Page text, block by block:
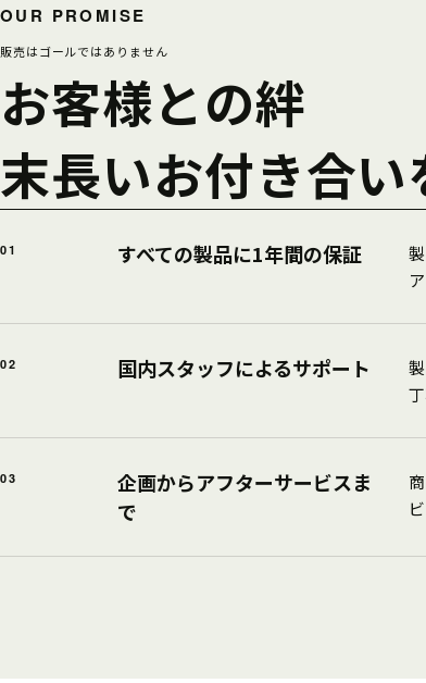
OUR PROMISE
販売はゴールではありません
お客様との絆
末長いお付き合い
01 すべての製品に1年間の保証
02 国内スタッフによるサポート
03
企画からアフターサービスま
で